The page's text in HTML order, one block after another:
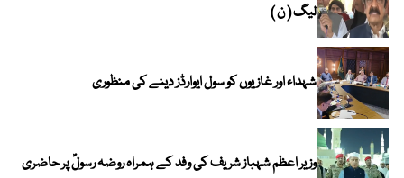
لیگ ( ن )
شہداء اور غازیوں کو سول ایوارڈز دینے کی منظوری
وزیر اعظم شہباز شریف کی وفد کے ہمراہ روضہ رسولؐ پر حاضری